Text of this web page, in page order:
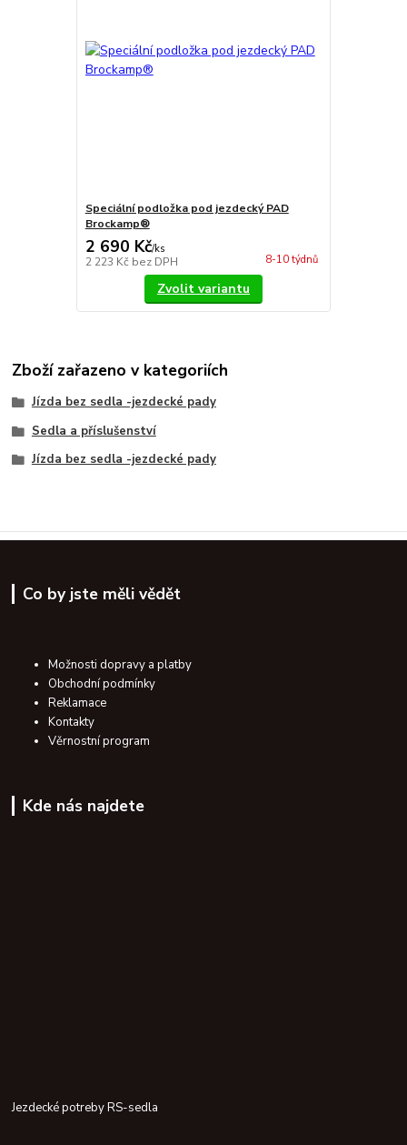
Speciální podložka pod jezdecký PAD
Brockamp®
2 690 Kč/ks
2 223 Kč bez DPH 8-10 týdnů
Zvolit variantu
Zboží zařazeno v kategoriích
Jízda bez sedla -jezdecké pady
Sedla a příslušenství
Jízda bez sedla -jezdecké pady
Co by jste měli vědět
Možnosti dopravy a platby
Obchodní podmínky
Reklamace
Kontakty
Věrnostní program
Kde nás najdete
Jezdecké potreby RS-sedla